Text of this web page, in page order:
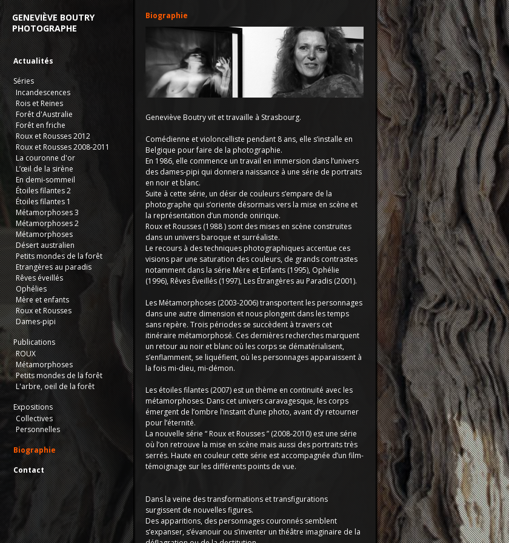
Biographie
Geneviève Boutry vit et travaille à Strasbourg.
Comédienne et violoncelliste pendant 8 ans, elle s’installe en
Belgique pour faire de la photographie.
En 1986, elle commence un travail en immersion dans l’univers
des dames-pipi qui donnera naissance à une série de portraits
en noir et blanc.
Suite à cette série, un désir de couleurs s’empare de la
photographe qui s’oriente désormais vers la mise en scène et
la représentation d’un monde onirique.
Roux et Rousses (1988 ) sont des mises en scène construites
dans un univers baroque et surréaliste.
Le recours à des techniques photographiques accentue ces
visions par une saturation des couleurs, de grands contrastes
notamment dans la série Mère et Enfants (1995), Ophélie
(1996), Rêves Éveillés (1997), Les Étrangères au Paradis (2001).
Les Métamorphoses (2003-2006) transportent les personnages
dans une autre dimension et nous plongent dans les temps
sans repère. Trois périodes se succèdent à travers cet
itinéraire métamorphosé. Ces dernières recherches marquent
un retour au noir et blanc où les corps se dématérialisent,
s’enflamment, se liquéfient, où les personnages apparaissent à
la fois mi-dieu, mi-démon.
Les étoiles filantes (2007) est un thème en continuité avec les
métamorphoses. Dans cet univers caravagesque, les corps
émergent de l’ombre l’instant d’une photo, avant d’y retourner
pour l’éternité.
La nouvelle série “ Roux et Rousses ” (2008-2010) est une série
où l’on retrouve la mise en scène mais aussi des portraits très
serrés. Haute en couleur cette série est accompagnée d’un film-
témoignage sur les différents points de vue.
Dans la veine des transformations et transfigurations
surgissent de nouvelles figures.
Des apparitions, des personnages couronnés semblent
s’expanser, s’évanouir ou s’inventer un théâtre imaginaire de la
GENEVIÈVE BOUTRY
PHOTOGRAPHE
Actualités
Séries
Incandescences
Rois et Reines
Forêt d'Australie
Forêt en friche
Roux et Rousses 2012
Roux et Rousses 2008-2011
La couronne d'or
L’œil de la sirène
En demi-sommeil
Étoiles filantes 2
Étoiles filantes 1
Métamorphoses 3
Métamorphoses 2
Métamorphoses
Désert australien
Petits mondes de la forêt
Etrangères au paradis
Rêves éveillés
Ophélies
Mère et enfants
Roux et Rousses
Dames-pipi
Publications
ROUX
Métamorphoses
Petits mondes de la forêt
L'arbre, oeil de la forêt
Expositions
Collectives
Personnelles
Biographie
Contact